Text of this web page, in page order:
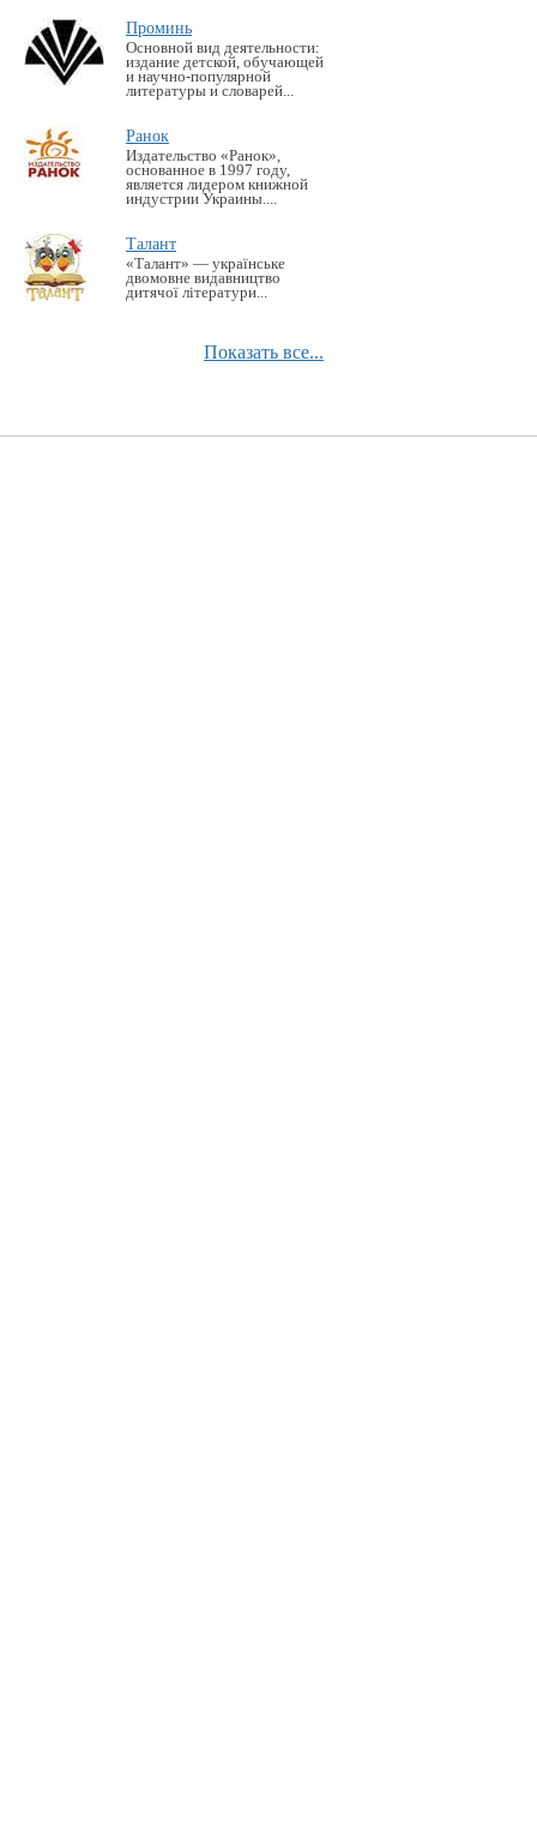
Проминь
Основной вид деятельности:
издание детской, обучающей
и научно-популярной
литературы и словарей...
Ранок
Издательство «Ранок»,
основанное в 1997 году,
является лидером книжной
индустрии Украины....
Талант
«Талант» — українське
двомовне видавництво
дитячої літератури...
Показать все...